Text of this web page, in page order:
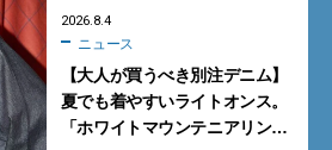
2026.8.4
ニュース
【大人が買うべき別注デニム】
夏でも着やすいライトオンス。
「ホワイトマウンテニアリン